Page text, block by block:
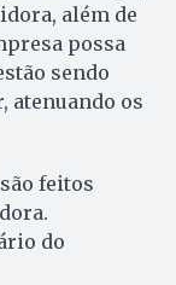
além de
possa
sendo
atenuando os
feitos
do